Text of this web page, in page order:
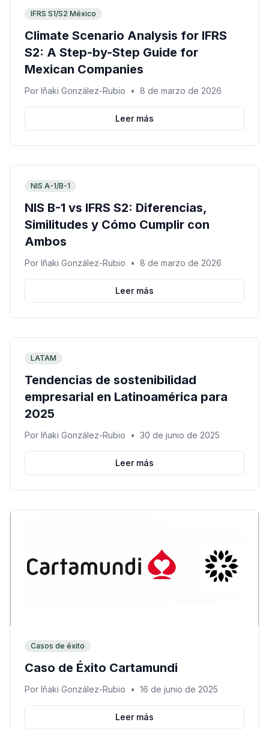
IFRS S1/S2 México
Climate Scenario Analysis for IFRS
S2: A Step-by-Step Guide for
Mexican Companies
Por Iñaki González-Rubio • 8 de marzo de 2026
Leer más
NIS A-1/B-1
NIS B-1 vs IFRS S2: Diferencias,
Similitudes y Cómo Cumplir con
Ambos
Por Iñaki González-Rubio • 8 de marzo de 2026
Leer más
LATAM
Tendencias de sostenibilidad
empresarial en Latinoamérica para
2025
Por Iñaki González-Rubio • 30 de junio de 2025
Leer más
Casos de éxito
Caso de Éxito Cartamundi
Por Iñaki González-Rubio • 16 de junio de 2025
Leer más